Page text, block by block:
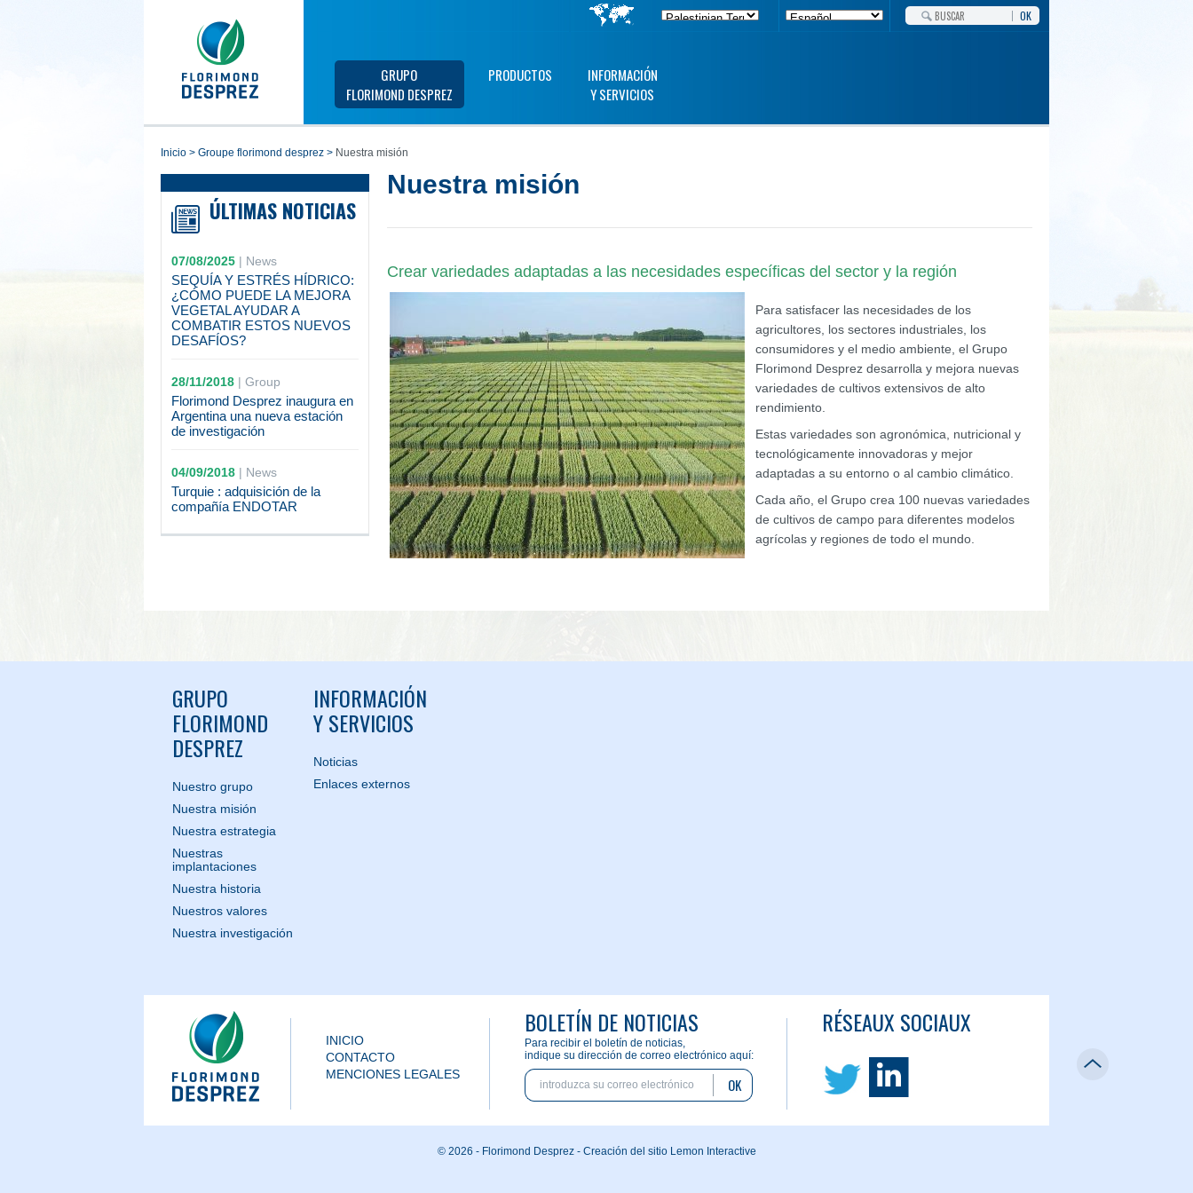
OK
GRUPO
FLORIMOND DESPREZ
PRODUCTOS
INFORMACIÓN
Y SERVICIOS
inicio > groupe florimond desprez > Nuestra misión
ÚLTIMAS NOTICIAS
07/08/2025| News
SEQUÍA Y ESTRÉS HÍDRICO:
¿CÓMO PUEDE LA MEJORA
VEGETAL AYUDAR A
COMBATIR ESTOS NUEVOS
DESAFÍOS?
28/11/2018| Group
Florimond Desprez inaugura en
Argentina una nueva estación
de investigación
04/09/2018| News
Turquie : adquisición de la
compañía ENDOTAR
Nuestra misión
Crear variedades adaptadas a las necesidades específicas del sector y la región
Para satisfacer las necesidades de los
agricultores, los sectores industriales, los
consumidores y el medio ambiente, el Grupo
Florimond Desprez desarrolla y mejora nuevas
variedades de cultivos extensivos de alto
rendimiento.
Estas variedades son agronómica, nutricional y
tecnológicamente innovadoras y mejor
adaptadas a su entorno o al cambio climático.
Cada año, el Grupo crea 100 nuevas variedades
de cultivos de campo para diferentes modelos
agrícolas y regiones de todo el mundo.
GRUPO
FLORIMOND
DESPREZ
Nuestro grupo
Nuestra misión
Nuestra estrategia
Nuestras
implantaciones
Nuestra historia
Nuestros valores
Nuestra investigación
INFORMACIÓN
Y SERVICIOS
Noticias
Enlaces externos
INICIO
CONTACTO
MENCIONES LEGALES
BOLETÍN DE NOTICIAS
Para recibir el boletín de noticias,
indique su dirección de correo electrónico aquí:
OK
RÉSEAUX SOCIAUX
© 2026 - Florimond Desprez - Creación del sitio Lemon Interactive